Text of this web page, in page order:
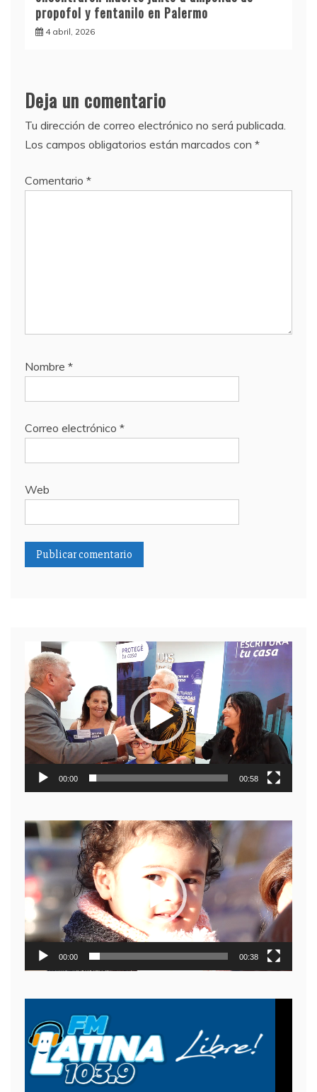
propofol y fentanilo en Palermo
4 abril, 2026
Deja un comentario
Tu dirección de correo electrónico no será publicada.
Los campos obligatorios están marcados con *
Comentario *
Nombre *
Correo electrónico *
Web
Reproductor
de
video
00:00 00:58
Reproductor
de
video
00:00 00:38